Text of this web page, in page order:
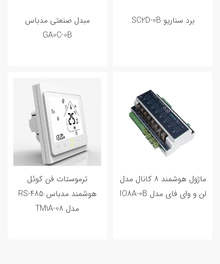
برد سناریو SC2D-0B
مبدل صنعتی مدباس
GA0C-0B
ماژول هوشمند 8 کانال مدل
لن و وای فای مدل IO8A-0B
ترموستات فن کوئل
هوشمند مدباس RS-485
مدل TM1A-08